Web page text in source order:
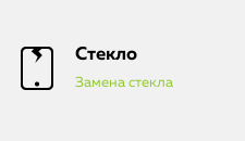
Стекло
Замена стекла